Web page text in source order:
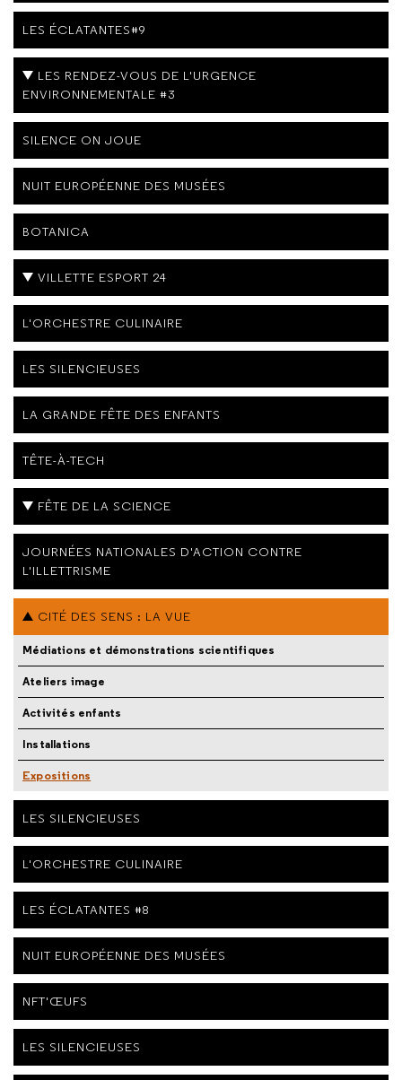
LES ÉCLATANTES#9
LES RENDEZ-VOUS DE L'URGENCE
ENVIRONNEMENTALE #3
SILENCE ON JOUE
NUIT EUROPÉENNE DES MUSÉES
BOTANICA
VILLETTE ESPORT 24
L'ORCHESTRE CULINAIRE
LES SILENCIEUSES
LA GRANDE FÊTE DES ENFANTS
TÊTE-À-TECH
FÊTE DE LA SCIENCE
JOURNÉES NATIONALES D'ACTION CONTRE
L'ILLETTRISME
CITÉ DES SENS : LA VUE
Médiations et démonstrations scientifiques
Ateliers image
Activités enfants
Installations
Expositions
LES SILENCIEUSES
L'ORCHESTRE CULINAIRE
LES ÉCLATANTES #8
NUIT EUROPÉENNE DES MUSÉES
NFT'ŒUFS
LES SILENCIEUSES